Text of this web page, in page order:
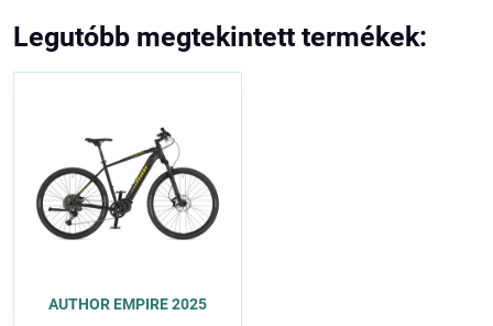
Legutóbb megtekintett termékek:
AUTHOR EMPIRE 2025